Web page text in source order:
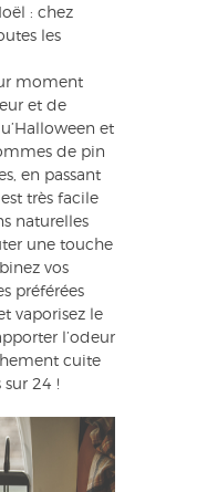
: chez
les
moment
et de
et
de pin
en passant
très facile
naturelles
une touche
vos
préférées
vaporisez le
l’odeur
cuite
24 !